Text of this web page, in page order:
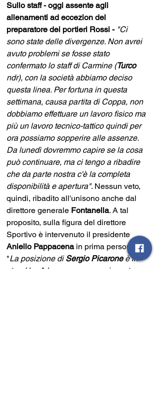
Sullo staff - oggi assente agli
allenamenti ad eccezion del
preparatore dei portieri Rossi - "Ci
sono state delle divergenze. Non avrei
avuto problemi se fosse stato
confermato lo staff di Carmine (Turco
ndr), con la società abbiamo deciso
questa linea. Per fortuna in questa
settimana, causa partita di Coppa, non
dobbiamo effettuare un lavoro fisico ma
più un lavoro tecnico-tattico quindi per
ora possiamo sopperire alle assenze.
Da lunedì dovremmo capire se la cosa
può continuare, ma ci tengo a ribadire
che da parte nostra c'è la completa
disponibilità e apertura". Nessun veto,
quindi, ribadito all'unisono anche dal
direttore generale Fontanella. A tal
proposito, sulla figura del direttore
Sportivo è intervenuto il presidente
Aniello Pappacena in prima persona:
"La posizione di Sergio Picarone è in
stand by. A breve avremo un incontro